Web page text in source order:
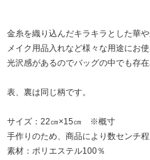
金糸を織り込んだキラキラとした華
メイク用品入れなど様々な用途にお使
光沢感があるのでバッグの中でも存
表、裏は同じ柄です。
サイズ：22㎝×15㎝ ※概寸
手作りのため、商品により数センチ程
素材：ポリエステル100％